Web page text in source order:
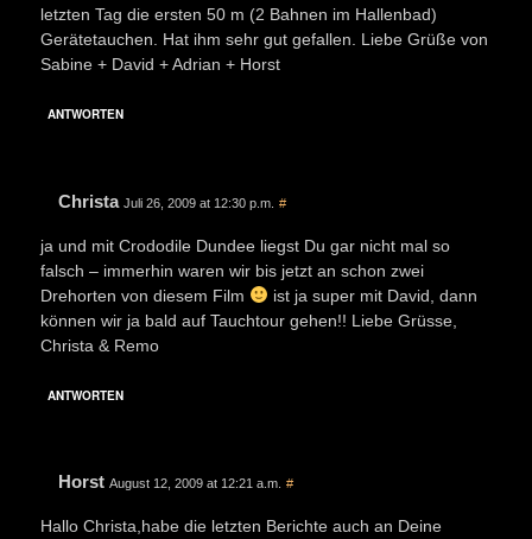
letzten Tag die ersten 50 m (2 Bahnen im Hallenbad)
Gerätetauchen. Hat ihm sehr gut gefallen. Liebe Grüße von
Sabine + David + Adrian + Horst
ANTWORTEN
Christa Juli 26, 2009 at 12:30 p.m. #
ja und mit Crododile Dundee liegst Du gar nicht mal so
falsch – immerhin waren wir bis jetzt an schon zwei
Drehorten von diesem Film
ist ja super mit David, dann
können wir ja bald auf Tauchtour gehen!! Liebe Grüsse,
Christa & Remo
ANTWORTEN
Horst August 12, 2009 at 12:21 a.m. #
Hallo Christa,habe die letzten Berichte auch an Deine